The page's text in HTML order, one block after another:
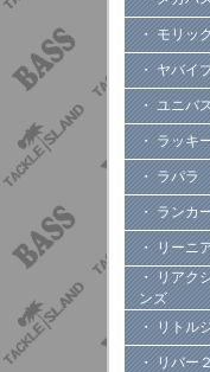
・ モリッ
・ ヤバイ
・ ユニバ
・ ラッキ
・ ラパラ
・ ランカ
・ リーニ
・ リアク
ンズ
・ リトル
・ リバー